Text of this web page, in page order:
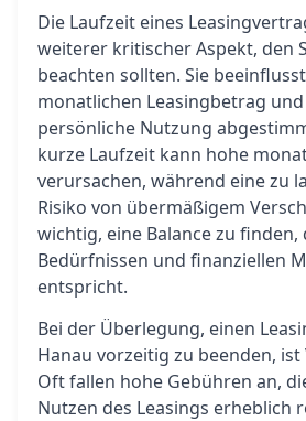
Die Laufzeit eines
weiterer kritischer Aspekt, den
beachten sollten. Sie
monatlichen Leasingbetrag
persönliche Nutzung
kurze Laufzeit kann hohe
verursachen, während eine zu
Risiko von übermäßigem
wichtig, eine Balance zu finden,
Bedürfnissen und finanziellen
entspricht.
Bei der Überlegung, einen
Hanau vorzeitig zu beenden,
Oft fallen hohe Gebühren an,
Nutzen des Leasings erheblich